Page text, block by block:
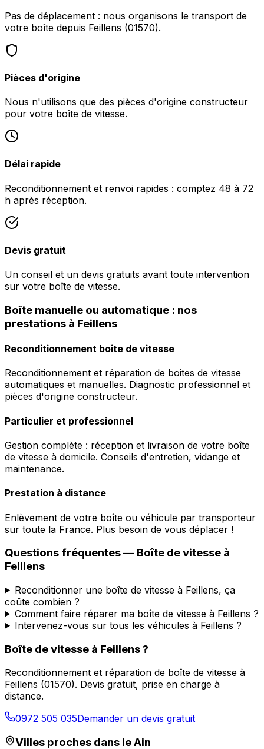
Pas de déplacement : nous organisons le transport de
votre boîte depuis Feillens (01570).
Pièces d'origine
Nous n'utilisons que des pièces d'origine constructeur
pour votre boîte de vitesse.
Délai rapide
Reconditionnement et renvoi rapides : comptez 48 à 72
h après réception.
Devis gratuit
Un conseil et un devis gratuits avant toute intervention
sur votre boîte de vitesse.
Boîte manuelle ou automatique : nos
prestations à Feillens
Reconditionnement boite de vitesse
Reconditionnement et réparation de boites de vitesse
automatiques et manuelles. Diagnostic professionnel et
pièces d'origine constructeur.
Particulier et professionnel
Gestion complète : réception et livraison de votre boîte
de vitesse à domicile. Conseils d'entretien, vidange et
maintenance.
Prestation à distance
Enlèvement de votre boîte ou véhicule par transporteur
sur toute la France. Plus besoin de vous déplacer !
Questions fréquentes — Boîte de vitesse à
Feillens
Reconditionner une boîte de vitesse à Feillens, ça
coûte combien ?
Comment faire réparer ma boîte de vitesse à Feillens ?
Intervenez-vous sur tous les véhicules à Feillens ?
Boîte de vitesse à Feillens?
Reconditionnement et réparation de boîte de vitesse à
Feillens (01570). Devis gratuit, prise en charge à
distance.
0972 505 035Demander un devis gratuit
Villes proches dans leAin